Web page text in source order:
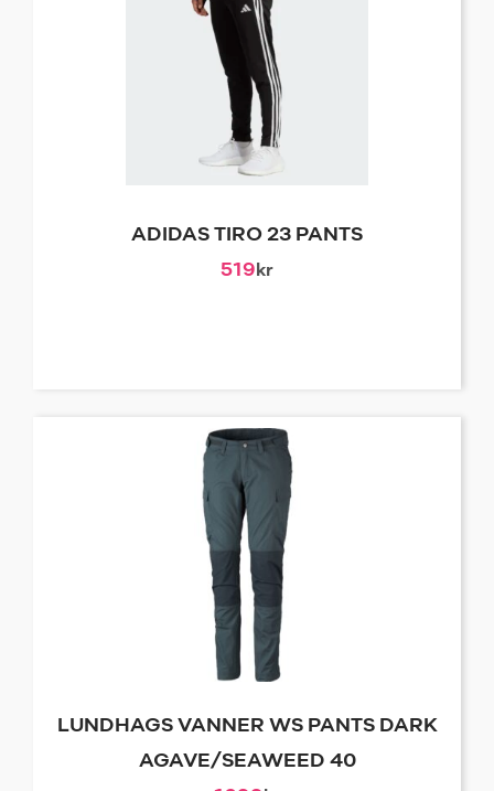
ADIDAS TIRO 23 PANTS
519kr
LUNDHAGS VANNER WS PANTS DARK
AGAVE/SEAWEED 40